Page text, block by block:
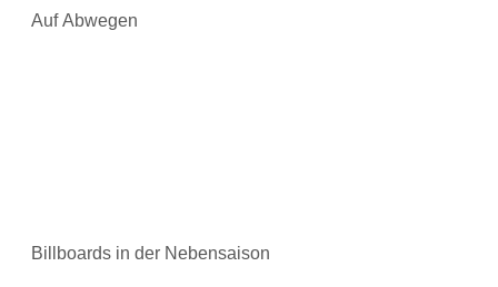
Auf Abwegen
Billboards in der Nebensaison